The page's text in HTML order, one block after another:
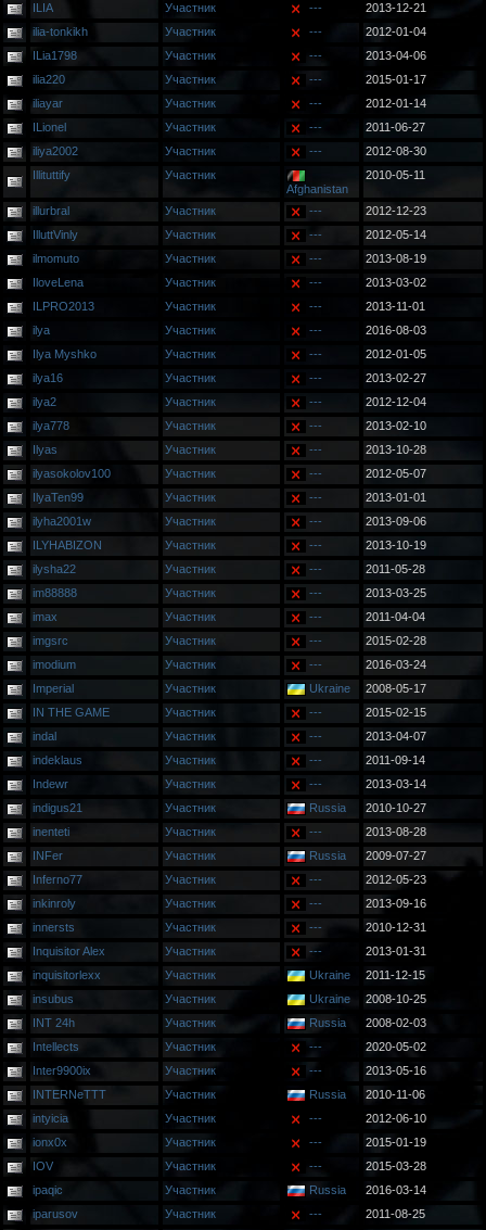
ILIA Участник ---
2013-12-21
ilia-tonkikh
Участник ---
2012-01-04
ILia1798
Участник ---
2013-04-06
ilia220
Участник ---
2015-01-17
iliayar
Участник ---
2012-01-14
ILionel
Участник ---
2011-06-27
iliya2002
Участник ---
2012-08-30
Illituttify
Участник
Afghanistan
2010-05-11
illurbral Участник ---
2012-12-23
IlluttVinly
Участник ---
2012-05-14
ilmomuto
Участник ---
2013-08-19
IloveLena
Участник ---
2013-03-02
ILPRO2013
Участник ---
2013-11-01
ilya
Участник ---
2016-08-03
Ilya Myshko
Участник ---
2012-01-05
ilya16
Участник ---
2013-02-27
ilya2
Участник ---
2012-12-04
ilya778
Участник ---
2013-02-10
Ilyas
Участник ---
2013-10-28
ilyasokolov100
Участник ---
2012-05-07
IlyaTen99
Участник ---
2013-01-01
ilyha2001w
Участник ---
2013-09-06
ILYHABIZON
Участник ---
2013-10-19
ilysha22
Участник ---
2011-05-28
im88888
Участник ---
2013-03-25
imax
Участник ---
2011-04-04
imgsrc
Участник ---
2015-02-28
imodium
Участник ---
2016-03-24
Imperial
Участник Ukraine
2008-05-17
IN THE GAME
Участник ---
2015-02-15
indal
Участник ---
2013-04-07
indeklaus
Участник ---
2011-09-14
Indewr
Участник ---
2013-03-14
indigus21
Участник Russia
2010-10-27
inenteti
Участник ---
2013-08-28
INFer
Участник Russia
2009-07-27
Inferno77
Участник ---
2012-05-23
inkinroly
Участник ---
2013-09-16
innersts
Участник ---
2010-12-31
Inquisitor Alex
Участник ---
2013-01-31
inquisitorlexx
Участник Ukraine
2011-12-15
insubus
Участник Ukraine
2008-10-25
INT 24h
Участник Russia
2008-02-03
Intellects
Участник ---
2020-05-02
Inter9900ix
Участник ---
2013-05-16
INTERNeTTT
Участник Russia
2010-11-06
intyicia
Участник ---
2012-06-10
ionx0x
Участник ---
2015-01-19
IOV
Участник ---
2015-03-28
ipaqic
Участник Russia
2016-03-14
iparusov
Участник ---
2011-08-25